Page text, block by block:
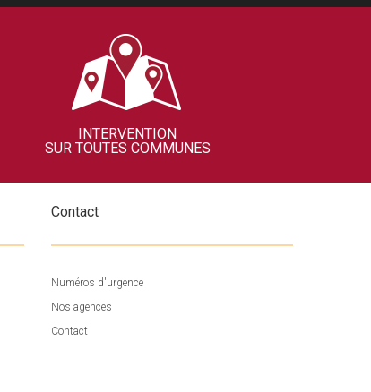
INTERVENTION
SUR TOUTES COMMUNES
Contact
Numéros d'urgence
Nos agences
Contact